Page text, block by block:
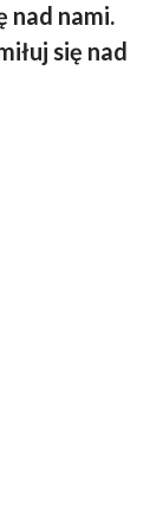
nad nami.
się nad